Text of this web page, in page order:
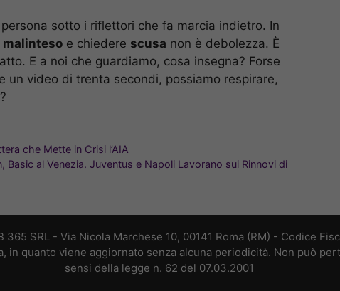
sotto i riflettori che fa marcia indietro. In
malinteso e chiedere scusa non è debolezza. È
E a noi che guardiamo, cosa insegna? Forse
un video di trenta secondi, possiamo respirare,
che Mette in Crisi l’AIA
Basic al Venezia. Juventus e Napoli Lavorano sui Rinnovi di
SRL - Via Nicola Marchese 10, 00141 Roma (RM) - Codice
in quanto viene aggiornato senza alcuna periodicità. Non può
sensi della legge n. 62 del 07.03.2001